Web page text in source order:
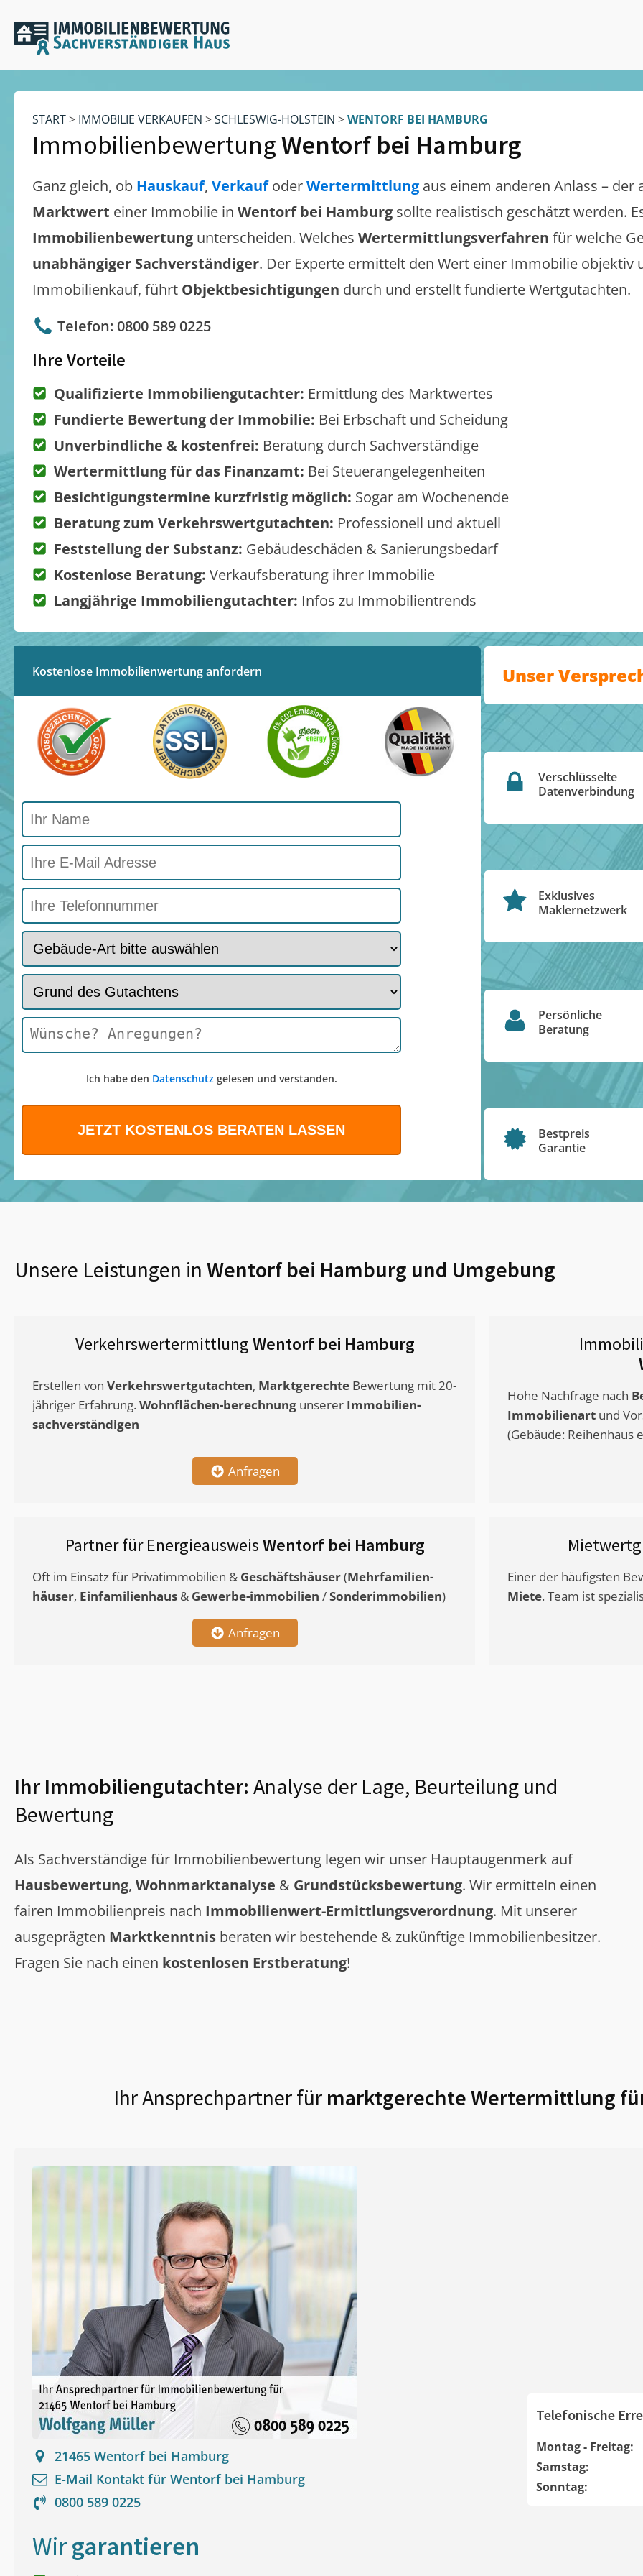
START> IMMOBILIE VERKAUFEN >SCHLESWIG-HOLSTEIN >WENTORF BEI HAMBURG
ImmobilienbewertungWentorf bei Hamburg
Ganz gleich, ob Hauskauf, VerkaufoderWertermittlung aus einem anderen Anlass – der
Marktwert einer Immobilie in Wentorf bei Hamburg sollte realistisch geschätzt werden.
Immobilienbewertung unterscheiden. Welches Wertermittlungsverfahren für welche
unabhängiger Sachverständiger. Der Experte ermittelt den Wert einer Immobilie objektiv
Immobilienkauf, führt Objektbesichtigungen durch und erstellt fundierte Wertgutachten.
Telefon: 0800 589 0225
Ihre Vorteile
Qualifizierte Immobiliengutachter: Ermittlung des Marktwertes
Fundierte Bewertung der Immobilie: Bei Erbschaft und Scheidung
Unverbindliche & kostenfrei: Beratung durch Sachverständige
Wertermittlung für das Finanzamt: Bei Steuerangelegenheiten
Besichtigungstermine kurzfristig möglich: Sogar am Wochenende
Beratung zum Verkehrswertgutachten: Professionell und aktuell
Feststellung der Substanz: Gebäudeschäden & Sanierungsbedarf
Kostenlose Beratung: Verkaufsberatung ihrer Immobilie
Langjährige Immobiliengutachter: Infos zu Immobilientrends
Kostenlose Immobilienwertung anfordern
Ich habe den Datenschutzgelesen und verstanden.
Unser
Verschlüsselte
Datenverbindung
Exklusives
Maklernetzwerk
Persönliche
Beratung
Bestpreis
Garantie
Unsere Leistungen in Wentorf bei Hamburg und Umgebung
VerkehrswertermittlungWentorf bei Hamburg
Erstellen von Verkehrswertgutachten, Marktgerechte Bewertung mit 20-
jähriger Erfahrung. Wohnflächen-berechnung unserer Immobilien-
sachverständigen
Anfragen
Hohe Nachfrage nach
Immobilienart und
(Gebäude: Reihenhaus
Partner für EnergieausweisWentorf bei Hamburg
Oft im Einsatz für Privatimmobilien & Geschäftshäuser(Mehrfamilien-
häuser, Einfamilienhaus & Gewerbe-immobilien /Sonderimmobilien)
Anfragen
Einer der häufigsten
Miete. Team ist
Ihr Immobiliengutachter: Analyse der Lage, Beurteilung und
Bewertung
Als Sachverständige für Immobilienbewertung legen wir unser Hauptaugenmerk auf
Hausbewertung, Wohnmarktanalyse & Grundstücksbewertung. Wir ermitteln einen
fairen Immobilienpreis nach Immobilienwert-Ermittlungsverordnung. Mit unserer
ausgeprägten Marktkenntnis beraten wir bestehende & zukünftige Immobilienbesitzer.
Fragen Sie nach einen kostenlosen Erstberatung!
Ihr Ansprechpartner fürmarktgerechte Wertermittlung
21465 Wentorf bei Hamburg
E-Mail Kontakt für Wentorf bei Hamburg
0800 589 0225
Telefonische
Montag - Freitag:
Samstag:
Sonntag:
Wirgarantieren